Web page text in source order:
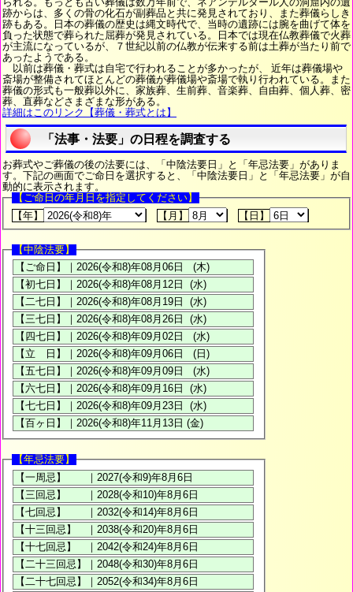
跡からは、多くの骨の化石が副葬品と共に発見されており、また葬儀らしき
跡もある。日本の葬儀の歴史は縄文時代で、当時の遺跡には腕を曲げて体を
負った状態で葬られた屈葬が発見されている。日本では現在仏教葬儀で火葬
が主流になっているが、７世紀以前の仏教が伝来する前は土葬が当たり前で
あったようである。
以前は葬儀・葬式は自宅で行われることが多かったが、 近年は葬儀場や
斎場が整備されてほとんどの葬儀が葬儀場や斎場で執り行われている。また
葬儀の形式も一般葬以外に、家族葬、生前葬、音楽葬、自由葬、個人葬、密
葬、直葬などさまざまな形がある。
詳細はこのリンク【葬儀・葬式とは】
「法事・法要」の日程を調査する
お葬式やご葬儀の後の法要には、「中陰法要日」と「年忌法要」がありま
す。下記の画面でご命日を選択すると、「中陰法要日」と「年忌法要」が自
動的に表示されます。
【ご命日の年月日を指定してください】
【年】
【月】 【日】
【中陰法要】
【年忌法要】